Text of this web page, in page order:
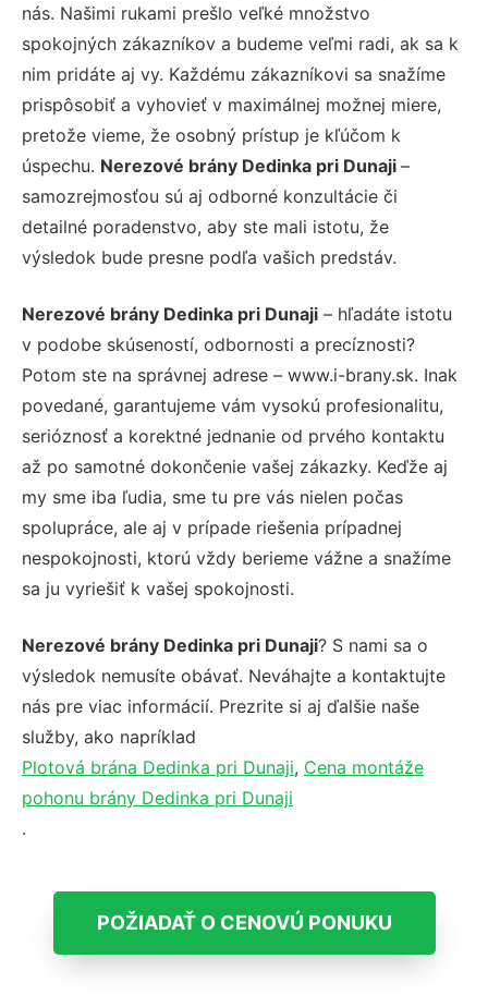
nás. Našimi rukami prešlo veľké množstvo
spokojných zákazníkov a budeme veľmi radi, ak sa k
nim pridáte aj vy. Každému zákazníkovi sa snažíme
prispôsobiť a vyhovieť v maximálnej možnej miere,
pretože vieme, že osobný prístup je kľúčom k
úspechu. Nerezové brány Dedinka pri Dunaji –
samozrejmosťou sú aj odborné konzultácie či
detailné poradenstvo, aby ste mali istotu, že
výsledok bude presne podľa vašich predstáv.
Nerezové brány Dedinka pri Dunaji – hľadáte istotu
v podobe skúseností, odbornosti a precíznosti?
Potom ste na správnej adrese – www.i-brany.sk. Inak
povedané, garantujeme vám vysokú profesionalitu,
serióznosť a korektné jednanie od prvého kontaktu
až po samotné dokončenie vašej zákazky. Keďže aj
my sme iba ľudia, sme tu pre vás nielen počas
spolupráce, ale aj v prípade riešenia prípadnej
nespokojnosti, ktorú vždy berieme vážne a snažíme
sa ju vyriešiť k vašej spokojnosti.
Nerezové brány Dedinka pri Dunaji? S nami sa o
výsledok nemusíte obávať. Neváhajte a kontaktujte
nás pre viac informácií. Prezrite si aj ďalšie naše
služby, ako napríklad
Plotová brána Dedinka pri Dunaji, Cena montáže
pohonu brány Dedinka pri Dunaji
.
POŽIADAŤ O CENOVÚ PONUKU